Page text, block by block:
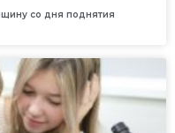
со дня поднятия